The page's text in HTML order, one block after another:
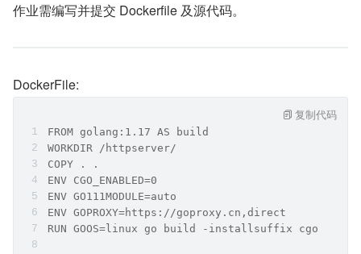
作业需编写并提交 Dockerfile 及源代码。
DockerFile:
FROM golang:1.17 AS build
WORKDIR /httpserver/
COPY . .
ENV CGO_ENABLED=0
ENV GO111MODULE=auto
ENV GOPROXY=https://goproxy.cn,direct
RUN GOOS=linux go build -installsuffix cgo -o
复制代码